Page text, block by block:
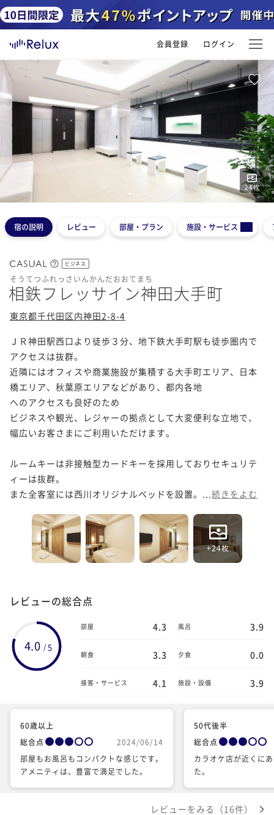
会員登録 ログイン
24枚
1 2 3 5
宿の説明 レビュー 部屋・プラン 施設・サービス
ビジネス
そうてつふれっさいんかんだおおてまち
相鉄フレッサイン神田大手町
東京都千代田区内神田2-8-4
ＪＲ神田駅西口より徒歩３分、地下鉄大手町駅も徒歩圏内で
アクセスは抜群。
近隣にはオフィスや商業施設が集積する大手町エリア、日本
橋エリア、秋葉原エリアなどがあり、都内各地
へのアクセスも良好のため
ビジネスや観光、レジャーの拠点として大変便利な立地で、
幅広いお客さまにご利用いただけます。
ルームキーは非接触型カードキーを採用しておりセキュリテ
ィーは抜群。
また全客室には西川オリジナルベッドを設置。... 続きをよむ
+24枚
レビューの総合点
4.0 /5
部屋 4.3 風呂 3.9
朝食 3.3 夕食 0.0
接客・サービス 4.1 施設・設備 3.9
60歳以上
総合点
2024/06/14
部屋もお風呂もコンパクトな感じです。
アメニティは、豊富で満足でした。
50代後半
総合点
カラオケ店が近くに
た。
レビューをみる（16件）